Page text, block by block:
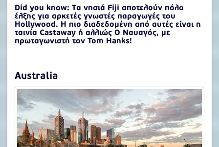
Did you know: Τα νησιά Fiji αποτελούν πόλο
έλξης για αρκετές γνωστές παραγωγές του
Hollywood. Η πιο διαδεδομένη από αυτές είναι η
ταινία Castaway ή αλλιώς Ο Ναυαγός, με
πρωταγωνιστή τον Tom Hanks!
Australia